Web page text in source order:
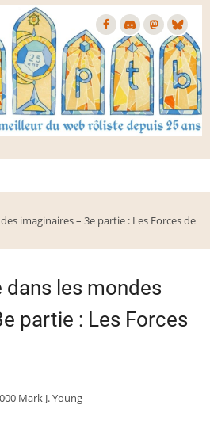
imaginaires – 3e partie : Les Forces de
dans les mondes
partie : Les Forces
Mark J. Young